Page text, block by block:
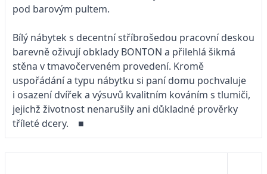
pod barovým pultem.
Bílý nábytek s decentní stříbrošedou pracovní deskou
barevně oživují obklady BONTON a přilehlá šikmá
stěna v tmavočerveném provedení. Kromě
uspořádání a typu nábytku si paní domu pochvaluje
i osazení dvířek a výsuvů kvalitním kováním s tlumiči,
jejichž životnost nenarušily ani důkladné prověrky
tříleté dcery. ■